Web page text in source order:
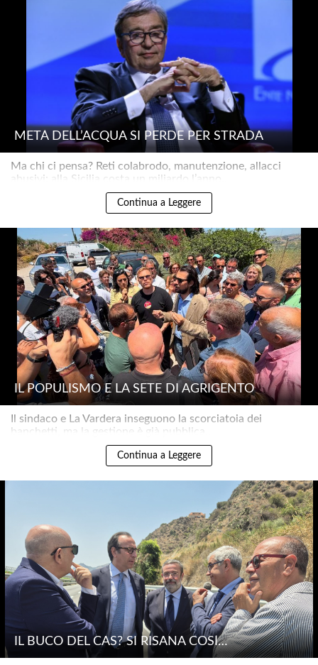
METÀ DELL’ACQUA SI PERDE PER STRADA
Ma chi ci pensa? Reti colabrodo, manutenzione, allacci
abusivi: alla Sicilia costa un miliardo l’anno..
Continua a Leggere
IL POPULISMO E LA SETE DI AGRIGENTO
Il sindaco e La Vardera inseguono la scorciatoia dei
banchetti, ma la gestione è già pubblica..
Continua a Leggere
IL BUCO DEL CAS? SI RISANA COSÌ…